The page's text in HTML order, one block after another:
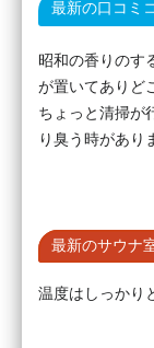
最新の口コミ
昭和の香りのす
が置いてありど
ちょっと清掃が
り臭う時があり
最新のサウナ
温度はしっかり